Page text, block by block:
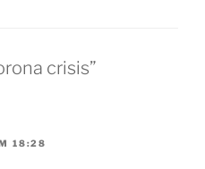
crisis”
18:28